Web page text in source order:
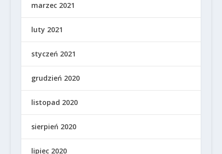
marzec 2021
luty 2021
styczeń 2021
grudzień 2020
listopad 2020
sierpień 2020
lipiec 2020